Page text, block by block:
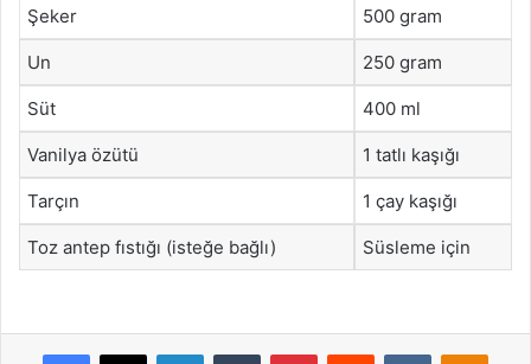
Şeker 500 gram
Un 250 gram
Süt 400 ml
Vanilya özütü 1 tatlı kaşığı
Tarçın 1 çay kaşığı
Toz antep fıstığı (isteğe bağlı) Süsleme için
Facebook
X LinkedInTumblr PinterestReddit VKontakte